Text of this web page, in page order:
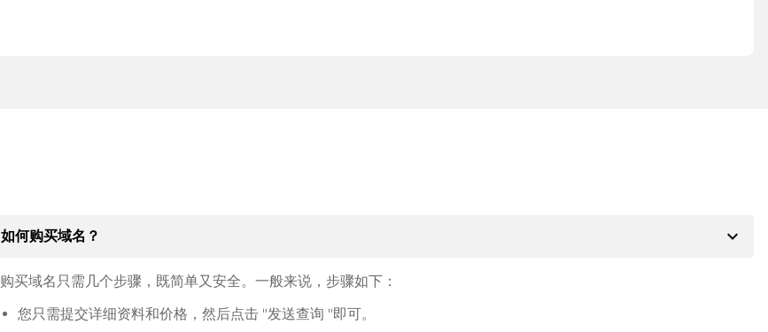
如何购买域名？ expand_more
购买域名只需几个步骤，既简单又安全。一般来说，步骤如下：
您只需提交详细资料和价格，然后点击 "发送查询 "即可。